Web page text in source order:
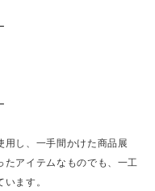
用し、一手間かけた商品展
たアイテムなものでも、一工
ます。